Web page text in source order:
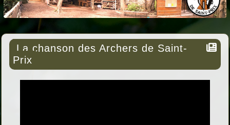
La chanson des Archers de Saint-
Prix